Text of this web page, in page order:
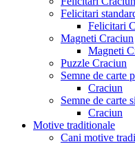
Felicitari
Felicitari
Magneti Craciun
Magneti
Puzzle Craciun
Semne de carte
Craciun
Semne de carte
Craciun
Motive traditionale
Cani motive